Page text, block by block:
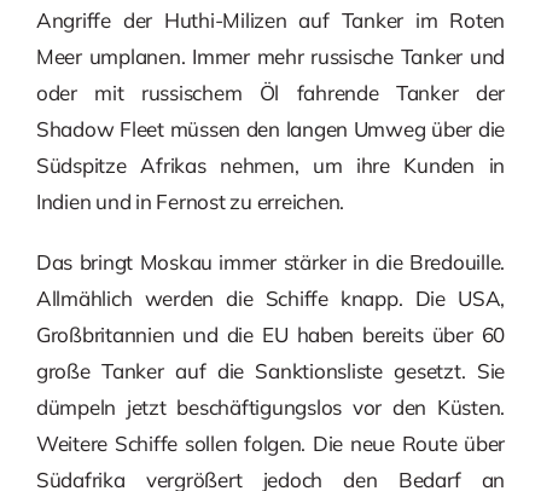
Angriffe der Huthi-Milizen auf Tanker im Roten
Meer umplanen. Immer mehr russische Tanker und
oder mit russischem Öl fahrende Tanker der
Shadow Fleet müssen den langen Umweg über die
Südspitze Afrikas nehmen, um ihre Kunden in
Indien und in Fernost zu erreichen.
Das bringt Moskau immer stärker in die Bredouille.
Allmählich werden die Schiffe knapp. Die USA,
Großbritannien und die EU haben bereits über 60
große Tanker auf die Sanktionsliste gesetzt. Sie
dümpeln jetzt beschäftigungslos vor den Küsten.
Weitere Schiffe sollen folgen. Die neue Route über
Südafrika vergrößert jedoch den Bedarf an